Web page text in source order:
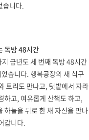
습니다.
독방 48시간
금년도 세 번째 독방 48시간
습니다. 행복공장의 새 식구
토리도 만나고, 텃밭에서 자라
하고, 여유롭게 산책도 하고,
하늘을 뒤로 한 채 자신을 만나
갑니다.